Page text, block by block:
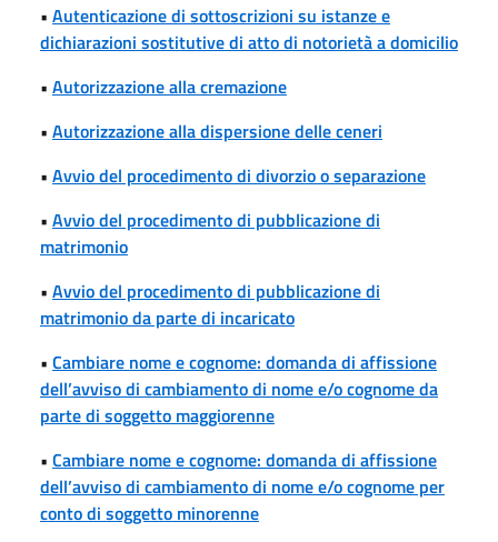
• Autenticazione di sottoscrizioni su istanze e
dichiarazioni sostitutive di atto di notorietà a domicilio
• Autorizzazione alla cremazione
• Autorizzazione alla dispersione delle ceneri
• Avvio del procedimento di divorzio o separazione
• Avvio del procedimento di pubblicazione di
matrimonio
• Avvio del procedimento di pubblicazione di
matrimonio da parte di incaricato
• Cambiare nome e cognome: domanda di affissione
dell’avviso di cambiamento di nome e/o cognome da
parte di soggetto maggiorenne
• Cambiare nome e cognome: domanda di affissione
dell’avviso di cambiamento di nome e/o cognome per
conto di soggetto minorenne